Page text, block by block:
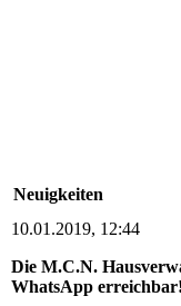
Neuigkeiten
10.01.2019, 12:44
Die M.C.N.
WhatsApp erreichbar!